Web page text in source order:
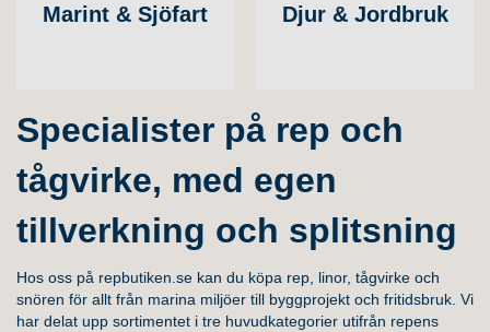
Marint & Sjöfart Djur & Jordbruk
Specialister på rep och
tågvirke, med egen
tillverkning och splitsning
Hos oss på repbutiken.se kan du köpa rep, linor, tågvirke och
snören för allt från marina miljöer till byggprojekt och fritidsbruk. Vi
har delat upp sortimentet i tre huvudkategorier utifrån repens